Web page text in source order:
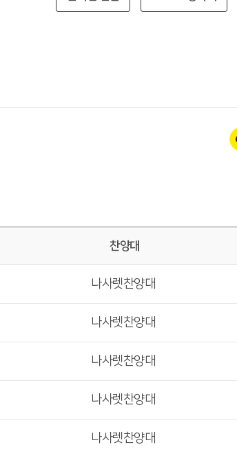
찬양대
나사렛찬양대
나사렛찬양대
나사렛찬양대
나사렛찬양대
나사렛찬양대